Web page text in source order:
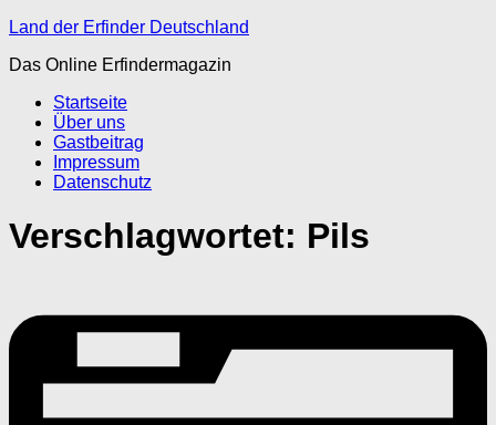
Land der Erfinder Deutschland
Das Online Erfindermagazin
Startseite
Über uns
Gastbeitrag
Impressum
Datenschutz
Verschlagwortet: Pils